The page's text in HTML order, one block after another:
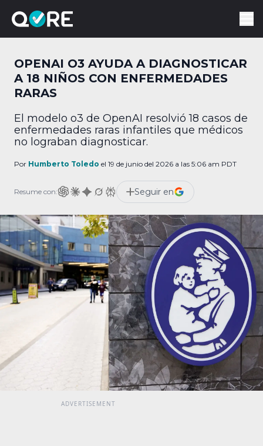
OPENAI O3 AYUDA A DIAGNOSTICAR
A 18 NIÑOS CON ENFERMEDADES
RARAS
El modelo o3 de OpenAI resolvió 18 casos de
enfermedades raras infantiles que médicos
no lograban diagnosticar.
Por Humberto Toledo el 19 de junio del 2026 a las 5:06 am PDT
Resume con: Seguir en